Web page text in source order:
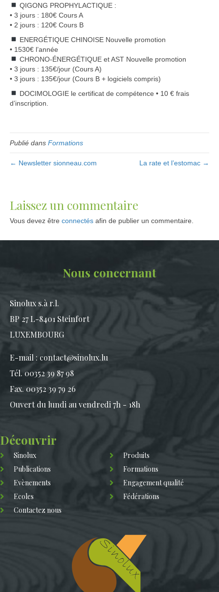
QIGONG PROPHYLACTIQUE :
• 3 jours : 180€ Cours A
• 2 jours : 120€ Cours B
ENERGÉTIQUE CHINOISE Nouvelle promotion
• 1530€ l’année
CHRONO-ÉNERGÉTIQUE et AST Nouvelle promotion
• 3 jours : 135€/jour (Cours A)
• 3 jours : 135€/jour (Cours B + logiciels compris)
DOCIMOLOGIE le certificat de compétence • 10 € frais
d’inscription.
Publié dans Formations
← Newsletter sionneau.com La rate et l’estomac →
Laissez un commentaire
Vous devez être connectés afin de publier un commentaire.
Nous concernant
Sinolux s.à r.l.
BP 27 L-8401 Steinfort
LUXEMBOURG
E-mail : contact@sinolux.lu
Tél. 00352 39 87 98
Fax. 00352 39 79 26
Ouvert du lundi au vendredi 7h - 18h
Découvrir
Sinolux
Produits
Publications
Formations
Evènements
Engagement qualité
Ecoles
Fédérations
Contactez nous